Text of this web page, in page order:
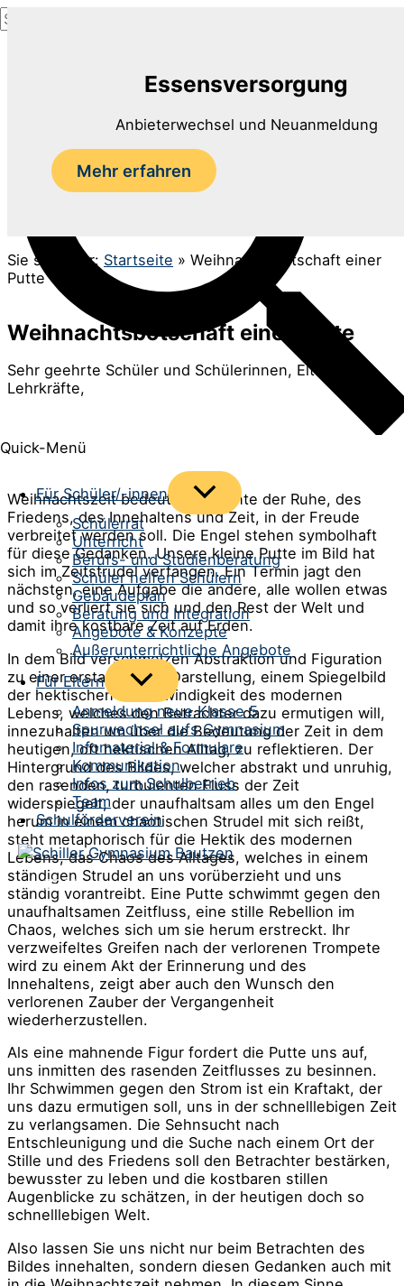
Zum
Inhalt
Suchen
nach:
Quick-Menü
Für Schüler/-innen
Menü
umschalten
Schülerrat
Unterricht
Berufs- und Studienberatung
Schüler helfen Schülern
Gebäudeplan
Beratung und Integration
Angebote & Konzepte
Außerunterrichtliche Angebote
Für Eltern
Menü
umschalten
Anmeldung neue Klasse 5
Spurwechsel aufs Gymnasium
Infomaterial & Formulare
Kommunikation
Infos zum Schulbetrieb
Team
Schulförderverein
Essensversorgung
Anbieterwechsel und Neuanmeldung
Mehr erfahren
Sie sind hier: Startseite » Weihnachtsbotschaft einer
Putte
Weihnachtsbotschaft einer Putte
Sehr geehrte Schüler und Schülerinnen, Eltern und
Lehrkräfte,
Weihnachtszeit bedeutet Momente der Ruhe, des
Friedens, des Innehaltens und Zeit, in der Freude
verbreitet werden soll. Die Engel stehen symbolhaft
für diese Gedanken. Unsere kleine Putte im Bild hat
sich im Zeitstrudel verfangen. Ein Termin jagt den
nächsten, eine Aufgabe die andere, alle wollen etwas
und so verliert sie sich und den Rest der Welt und
damit ihre kostbare Zeit auf Erden.
In dem Bild verschmelzen Abstraktion und Figuration
zu einer erstaunlichen Darstellung, einem Spiegelbild
der hektischen Geschwindigkeit des modernen
Lebens, welches den Betrachter dazu ermutigen will,
innezuhalten um über die Bedeutung der Zeit in dem
heutigen, oft hektischen Alltag, zu reflektieren. Der
Hintergrund des Bildes, welcher abstrakt und unruhig,
den rasenden, turbulenten Fluss der Zeit
widerspiegelt, der unaufhaltsam alles um den Engel
herum in einem chaotischen Strudel mit sich reißt,
steht metaphorisch für die Hektik des modernen
Lebens, das Chaos des Alltages, welches in einem
ständigen Strudel an uns vorüberzieht und uns
ständig vorantreibt. Eine Putte schwimmt gegen den
unaufhaltsamen Zeitfluss, eine stille Rebellion im
Chaos, welches sich um sie herum erstreckt. Ihr
verzweifeltes Greifen nach der verlorenen Trompete
wird zu einem Akt der Erinnerung und des
Innehaltens, zeigt aber auch den Wunsch den
verlorenen Zauber der Vergangenheit
wiederherzustellen.
Als eine mahnende Figur fordert die Putte uns auf,
uns inmitten des rasenden Zeitflusses zu besinnen.
Ihr Schwimmen gegen den Strom ist ein Kraftakt, der
uns dazu ermutigen soll, uns in der schnelllebigen Zeit
zu verlangsamen. Die Sehnsucht nach
Entschleunigung und die Suche nach einem Ort der
Stille und des Friedens soll den Betrachter bestärken,
bewusster zu leben und die kostbaren stillen
Augenblicke zu schätzen, in der heutigen doch so
schnelllebigen Welt.
Also lassen Sie uns nicht nur beim Betrachten des
Bildes innehalten, sondern diesen Gedanken auch mit